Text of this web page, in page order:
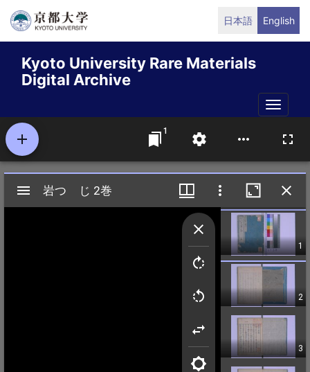
Skip
content
日本語 English
Kyoto University Rare Materials
Digital Archive
Toggle